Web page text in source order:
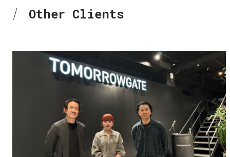
Other Clients
Other Clients